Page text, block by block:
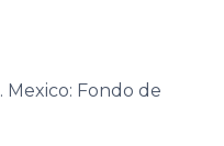
. Mexico: Fondo de